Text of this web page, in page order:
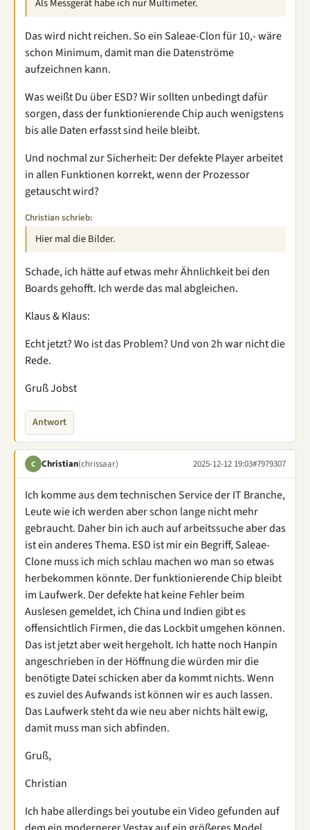
Als Messgerät habe ich nur Multimeter.
Das wird nicht reichen. So ein Saleae-Clon für 10,- wäre
schon Minimum, damit man die Datenströme
aufzeichnen kann.
Was weißt Du über ESD? Wir sollten unbedingt dafür
sorgen, dass der funktionierende Chip auch wenigstens
bis alle Daten erfasst sind heile bleibt.
Und nochmal zur Sicherheit: Der defekte Player arbeitet
in allen Funktionen korrekt, wenn der Prozessor
getauscht wird?
Christian schrieb:
Hier mal die Bilder.
Schade, ich hätte auf etwas mehr Ähnlichkeit bei den
Boards gehofft. Ich werde das mal abgleichen.
Klaus & Klaus:
Echt jetzt? Wo ist das Problem? Und von 2h war nicht die
Rede.
Gruß Jobst
Antwort
C Christian(chrissaar) 2025-12-12 19:03#7979307
Ich komme aus dem technischen Service der IT Branche,
Leute wie ich werden aber schon lange nicht mehr
gebraucht. Daher bin ich auch auf arbeitssuche aber das
ist ein anderes Thema. ESD ist mir ein Begriff, Saleae-
Clone muss ich mich schlau machen wo man so etwas
herbekommen könnte. Der funktionierende Chip bleibt
im Laufwerk. Der defekte hat keine Fehler beim
Auslesen gemeldet, ich China und Indien gibt es
offensichtlich Firmen, die das Lockbit umgehen können.
Das ist jetzt aber weit hergeholt. Ich hatte noch Hanpin
angeschrieben in der Höffnung die würden mir die
benötigte Datei schicken aber da kommt nichts. Wenn
es zuviel des Aufwands ist können wir es auch lassen.
Das Laufwerk steht da wie neu aber nichts hält ewig,
damit muss man sich abfinden.
Gruß,
Christian
Ich habe allerdings bei youtube ein Video gefunden auf